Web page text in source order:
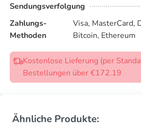
Sendungsverfolgung
Zahlungs-
Methoden
Visa, MasterCard,
Bitcoin, Ethereum
Kostenlose Lieferung (per
Bestellungen über €172.19
Ähnliche Produkte: